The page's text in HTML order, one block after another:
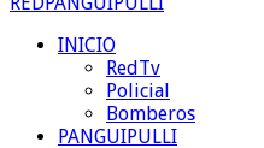
INICIO
RedTv
Policial
Bomberos
PANGUIPULLI